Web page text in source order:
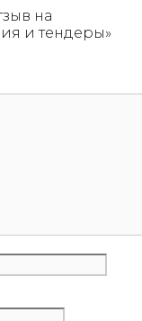
на
и тендеры»